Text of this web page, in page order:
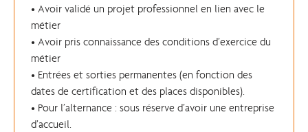
• Avoir validé un projet professionnel en lien avec le
métier
• Avoir pris connaissance des conditions d’exercice du
métier
• Entrées et sorties permanentes (en fonction des
dates de certification et des places disponibles).
• Pour l’alternance : sous réserve d’avoir une entreprise
d’accueil.